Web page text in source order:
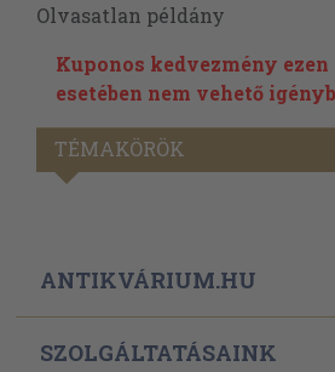
Olvasatlan példány
Kuponos kedvezmény
esetében nem vehető
TÉMAKÖRÖK
ANTIKVÁRIUM.HU
SZOLGÁLTATÁSAINK